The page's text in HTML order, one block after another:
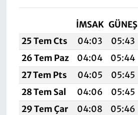
İMSAK GÜNEŞ
25 Tem Cts
04:03 05:43
26 Tem Paz
04:04 05:44
27 Tem Pts
04:05 05:45
28 Tem Sal
04:06 05:45
29 Tem Çar
04:08 05:46